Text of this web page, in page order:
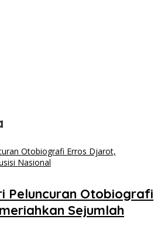
Peluncuran Otobiografi
Sejumlah